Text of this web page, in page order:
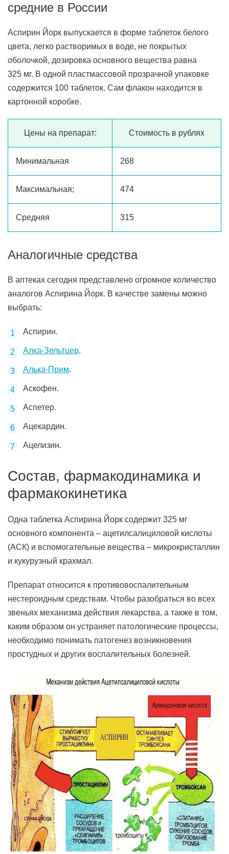
средние в России
Аспирин Йорк выпускается в форме таблеток белого
цвета, легко растворимых в воде, не покрытых
оболочкой, дозировка основного вещества равна
325 мг. В одной пластмассовой прозрачной упаковке
содержится 100 таблеток. Сам флакон находится в
картонной коробке.
Цены на препарат: Стоимость в рублях
Минимальная 268
Максимальная; 474
Средняя 315
Аналогичные средства
В аптеках сегодня представлено огромное количество
аналогов Аспирина Йорк. В качестве замены можно
выбрать:
Аспирин.
Алка-Зельтцер.
Алька-Прим.
Аскофен.
Аспетер.
Ацекардин.
Ацелизин.
Состав, фармакодинамика и
фармакокинетика
Одна таблетка Аспирина Йорк содержит 325 мг
основного компонента – ацетилсалициловой кислоты
(АСК) и вспомогательные вещества – микрокристаллин
и кукурузный крахмал.
Препарат относится к противовоспалительным
нестероидным средствам. Чтобы разобраться во всех
звеньях механизма действия лекарства, а также в том,
каким образом он устраняет патологические процессы,
необходимо понимать патогенез возникновения
простудных и других воспалительных болезней.